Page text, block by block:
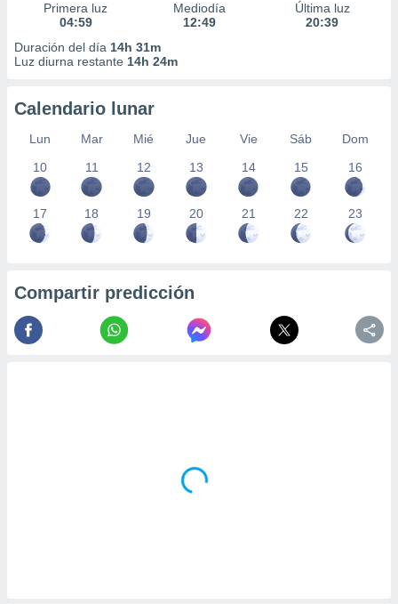
Primera luz
04:59
Mediodía
12:49
Última luz
20:39
Duración del día 14h 31m
Luz diurna restante 14h 24m
Calendario lunar
Lun Mar Mié Jue Vie Sáb
Dom
10
11 12 13 14 15 16
17 18 19 20 21 22 23
Compartir predicción